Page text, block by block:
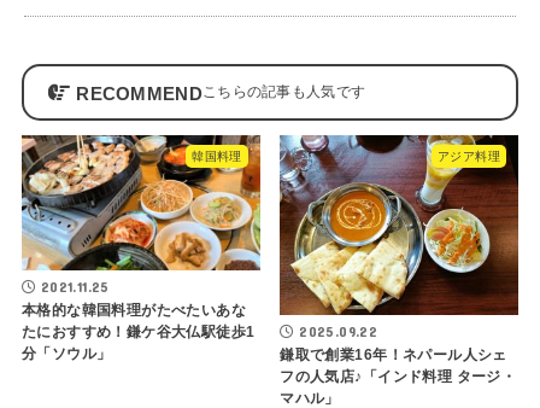
RECOMMEND
韓国料理
2021.11.25
本格的な韓国料理がたべたいあな
たにおすすめ！鎌ケ谷大仏駅徒歩1
分「ソウル」
アジア料理
2025.09.22
鎌取で創業16年！ネパール人シェ
フの人気店♪「インド料理 タージ・
マハル」